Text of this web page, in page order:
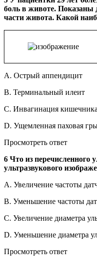
боль в животе.
части живота. Какой
A. Острый аппендицит
B. Терминальный илеит
C. Инвагинация кишечника
D. Ущемленная паховая
Просмотреть ответ
6 Что из перечисленного
ультразвукового
A. Увеличение частоты
B. Уменьшение частоты
C. Увеличение диаметра
D. Уменьшение диаметра
Просмотреть ответ